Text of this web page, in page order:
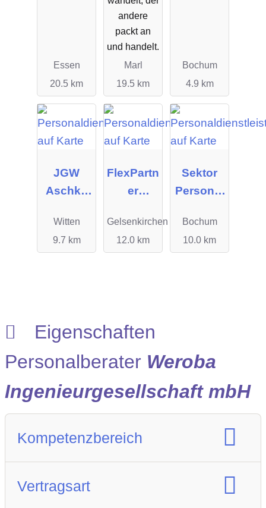
Essen
20.5 km
andere
packt an
und handelt.
Marl
19.5 km
Bochum
4.9 km
JGW
Aschke
Co. KG
Witten
9.7 km
FlexPartn
er
manage
ment
Gelsenkirchen
12.0 km
Sektor
Personal
Bochum
10.0 km
Eigenschaften
Personalberater Weroba
Ingenieurgesellschaft mbH
Kompetenzbereich
Finance
Vertragsart